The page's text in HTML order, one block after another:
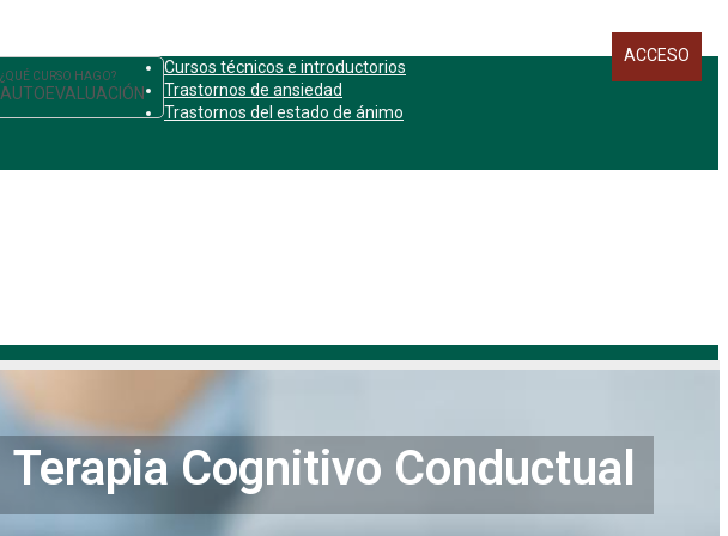
ACCESO
AUTOEVALUACIÓN
Cursos técnicos e introductorios
Trastornos de ansiedad
Trastornos del estado de ánimo
Terapia Cognitivo Conductual